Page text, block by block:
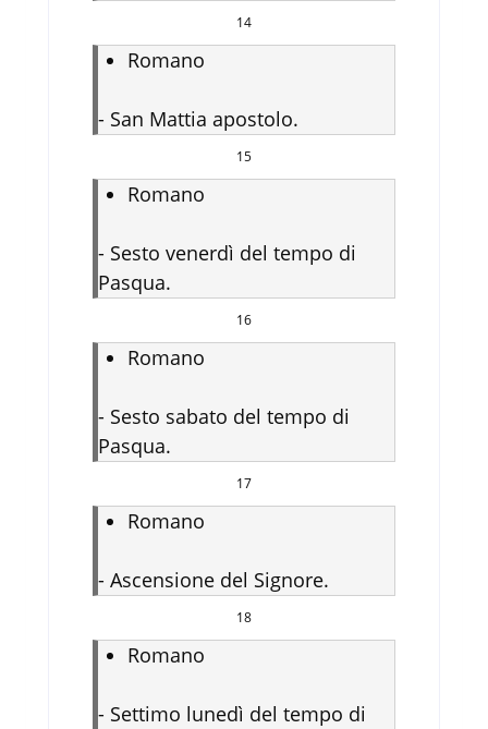
14
Romano
- San Mattia apostolo.
15
Romano
- Sesto venerdì del tempo di
Pasqua.
16
Romano
- Sesto sabato del tempo di
Pasqua.
17
Romano
- Ascensione del Signore.
18
Romano
- Settimo lunedì del tempo di